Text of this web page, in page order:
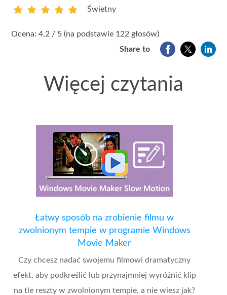
Świetny
Ocena: 4,2 / 5 (na podstawie 122 głosów)
Share to
Więcej czytania
Łatwy sposób na zrobienie filmu w
zwolnionym tempie w programie Windows
Movie Maker
Czy chcesz nadać swojemu filmowi dramatyczny
efekt, aby podkreślić lub przynajmniej wyróżnić klip
na tle reszty w zwolnionym tempie, a nie wiesz jak?